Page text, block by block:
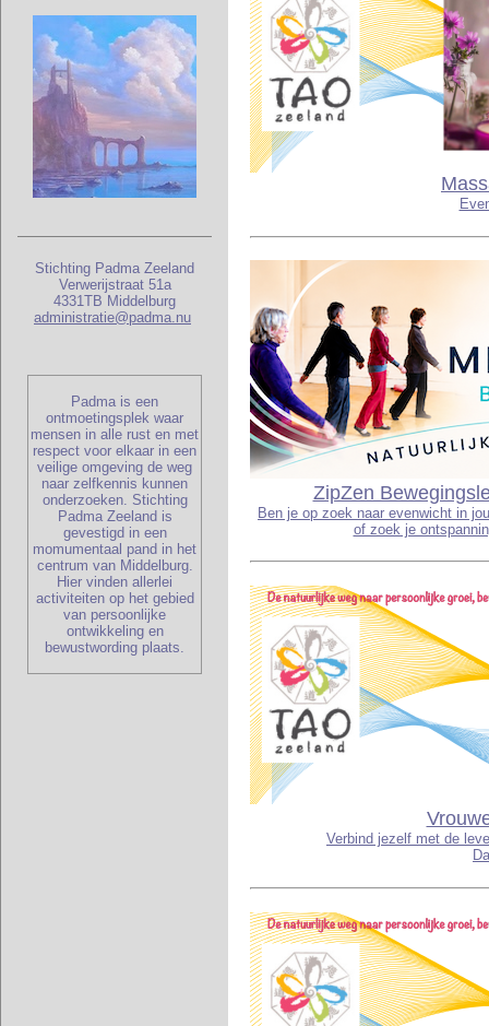
Stichting Padma Zeeland
Verwerijstraat 51a
4331TB Middelburg
administratie@padma.nu
Padma is een
ontmoetingsplek waar
mensen in alle rust en met
respect voor elkaar in een
veilige omgeving de weg
naar zelfkennis kunnen
onderzoeken. Stichting
Padma Zeeland is
gevestigd in een
momumentaal pand in het
centrum van Middelburg.
Hier vinden allerlei
activiteiten op het gebied
van persoonlijke
ontwikkeling en
bewustwording plaats.
ZipZen
Ben je op zoek naar evenwicht in
of zoek je
Verbind jezelf met de